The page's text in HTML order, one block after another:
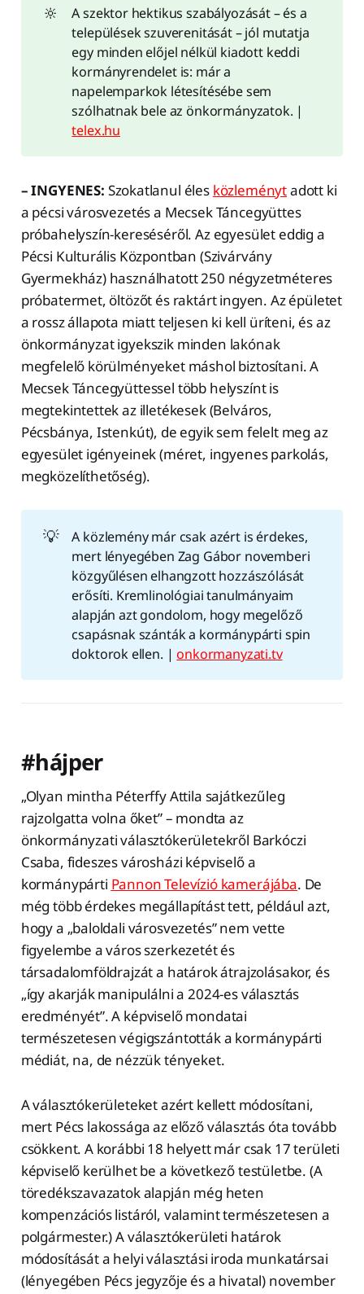
🔆
A szektor hektikus szabályozását – és a
települések szuverenitását – jól mutatja
egy minden előjel nélkül kiadott keddi
kormányrendelet is: már a
napelemparkok létesítésébe sem
szólhatnak bele az önkormányzatok. |
telex.hu
– INGYENES: Szokatlanul éles közleménytadott ki
a pécsi városvezetés a Mecsek Táncegyüttes
próbahelyszín-kereséséről. Az egyesület eddig a
Pécsi Kulturális Központban (Szivárvány
Gyermekház) használhatott 250 négyzetméteres
próbatermet, öltözőt és raktárt ingyen. Az épületet
a rossz állapota miatt teljesen ki kell üríteni, és az
önkormányzat igyekszik minden lakónak
megfelelő körülményeket máshol biztosítani. A
Mecsek Táncegyüttessel több helyszínt is
megtekintettek az illetékesek (Belváros,
Pécsbánya, Istenkút), de egyik sem felelt meg az
egyesület igényeinek (méret, ingyenes parkolás,
megközelíthetőség).
💡
A közlemény már csak azért is érdekes,
mert lényegében Zag Gábor novemberi
közgyűlésen elhangzott hozzászólását
erősíti. Kremlinológiai tanulmányaim
alapján azt gondolom, hogy megelőző
csapásnak szánták a kormánypárti spin
doktorok ellen. | onkormanyzati.tv
#hájper
„Olyan mintha Péterffy Attila sajátkezűleg
rajzolgatta volna őket” – mondta az
önkormányzati választókerületekről Barkóczi
Csaba, fideszes városházi képviselő a
kormánypárti Pannon Televízió kamerájába. De
még több érdekes megállapítást tett, például azt,
hogy a „baloldali városvezetés” nem vette
figyelembe a város szerkezetét és
társadalomföldrajzát a határok átrajzolásakor, és
„így akarják manipulálni a 2024-es választás
eredményét”. A képviselő mondatai
természetesen végigszántották a kormánypárti
médiát, na, de nézzük tényeket.
A választókerületeket azért kellett módosítani,
mert Pécs lakossága az előző választás óta tovább
csökkent. A korábbi 18 helyett már csak 17 területi
képviselő kerülhet be a következő testületbe. (A
töredékszavazatok alapján még heten
kompenzációs listáról, valamint természetesen a
polgármester.) A választókerületi határok
módosítását a helyi választási iroda munkatársai
(lényegében Pécs jegyzője és a hivatal) november